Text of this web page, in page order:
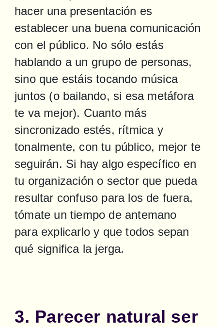
hacer una presentación es
establecer una buena comunicación
con el público. No sólo estás
hablando a un grupo de personas,
sino que estáis tocando música
juntos (o bailando, si esa metáfora
te va mejor). Cuanto más
sincronizado estés, rítmica y
tonalmente, con tu público, mejor te
seguirán. Si hay algo específico en
tu organización o sector que pueda
resultar confuso para los de fuera,
tómate un tiempo de antemano
para explicarlo y que todos sepan
qué significa la jerga.
3. Parecer natural ser